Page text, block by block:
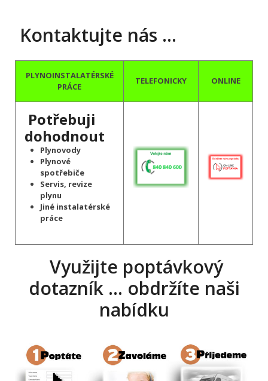
Kontaktujte nás …
PLYNOINSTALATÉRSKÉ
PRÁCE
TELEFONICKY ONLINE
Potřebuji
dohodnout
Plynovody
Plynové
spotřebiče
Servis, revize
plynu
Jiné instalatérské
práce
Využijte poptávkový
dotazník … obdržíte naši
nabídku